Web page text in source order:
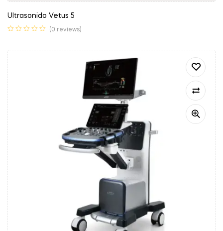
Ultrasonido Vetus 5
(0 reviews)